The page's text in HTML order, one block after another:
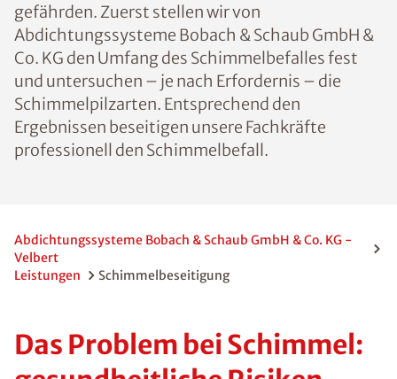
gefährden. Zuerst stellen wir von
Abdichtungssysteme Bobach & Schaub GmbH &
Co. KG den Umfang des Schimmelbefalles fest
und untersuchen – je nach Erfordernis – die
Schimmelpilzarten. Entsprechend den
Ergebnissen beseitigen unsere Fachkräfte
professionell den Schimmelbefall.
Abdichtungssysteme Bobach & Schaub GmbH & Co. KG -
Velbert
Leistungen
Schimmelbeseitigung
Das Problem bei Schimmel: